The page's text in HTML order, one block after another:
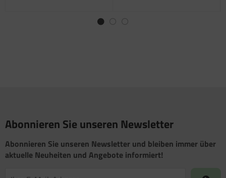
Abonnieren Sie unseren Newsletter
Abonnieren Sie unseren Newsletter und bleiben immer über
aktuelle Neuheiten und Angebote informiert!